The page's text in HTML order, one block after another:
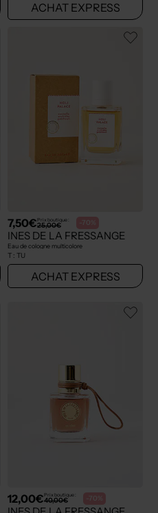
ACHAT EXPRESS
7,50€Prix boutique :
25,00€ -70%
INES DE LA FRESSANGE
Eau de cologne multicolore
T : TU
ACHAT EXPRESS
12,00€Prix boutique :
40,00€ -70%